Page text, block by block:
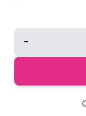
XXL
bamboe
-